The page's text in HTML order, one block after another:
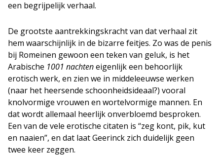
een begrijpelijk verhaal.
De grootste aantrekkingskracht van dat verhaal zit
hem waarschijnlijk in de bizarre feitjes. Zo was de penis
bij Romeinen gewoon een teken van geluk, is het
Arabische 1001 nachteneigenlijk een behoorlijk
erotisch werk, en zien we in middeleeuwse werken
(naar het heersende schoonheidsideaal?) vooral
knolvormige vrouwen en wortelvormige mannen. En
dat wordt allemaal heerlijk onverbloemd besproken.
Een van de vele erotische citaten is “zeg kont, pik, kut
en naaien”, en dat laat Geerinck zich duidelijk geen
twee keer zeggen.